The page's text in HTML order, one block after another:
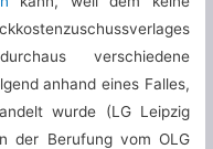
verschiedene
anhand eines Falles,
wurde (LG Leipzig
der Berufung vom OLG